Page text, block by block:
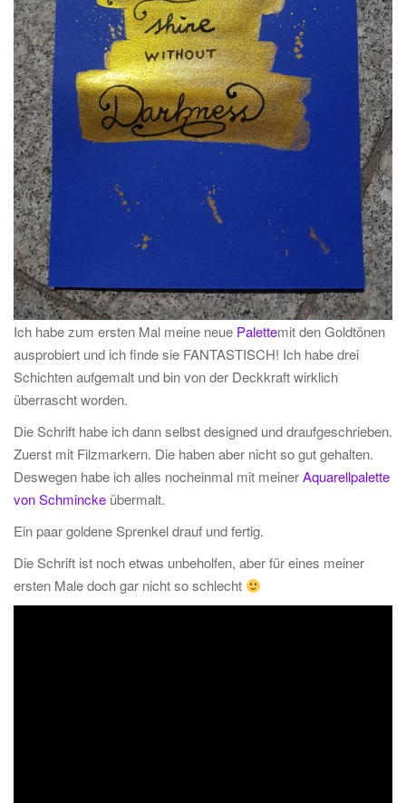
Ich habe zum ersten Mal meine neue Palettemit den Goldtönen
ausprobiert und ich finde sie FANTASTISCH! Ich habe drei
Schichten aufgemalt und bin von der Deckkraft wirklich
überrascht worden.
Die Schrift habe ich dann selbst designed und draufgeschrieben.
Zuerst mit Filzmarkern. Die haben aber nicht so gut gehalten.
Deswegen habe ich alles nocheinmal mit meinerAquarellpalette
von Schmincke übermalt.
Ein paar goldene Sprenkel drauf und fertig.
Die Schrift ist noch etwas unbeholfen, aber für eines meiner
ersten Male doch gar nicht so schlecht